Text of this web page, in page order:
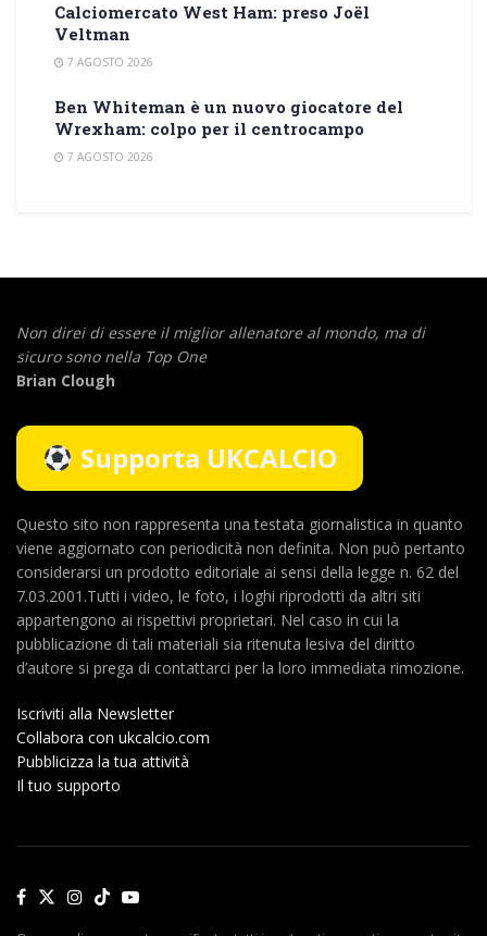
Calciomercato West Ham: preso Joël
Veltman
7 AGOSTO 2026
Ben Whiteman è un nuovo giocatore del
Wrexham: colpo per il centrocampo
7 AGOSTO 2026
Non direi di essere il miglior allenatore al mondo, ma di
sicuro sono nella Top One
Brian Clough
Supporta UKCALCIO
Questo sito non rappresenta una testata giornalistica in quanto
viene aggiornato con periodicità non definita. Non può pertanto
considerarsi un prodotto editoriale ai sensi della legge n. 62 del
7.03.2001.Tutti i video, le foto, i loghi riprodotti da altri siti
appartengono ai rispettivi proprietari. Nel caso in cui la
pubblicazione di tali materiali sia ritenuta lesiva del diritto
d’autore si prega di contattarci per la loro immediata rimozione.
Iscriviti alla Newsletter
Collabora con ukcalcio.com
Pubblicizza la tua attività
Il tuo supporto